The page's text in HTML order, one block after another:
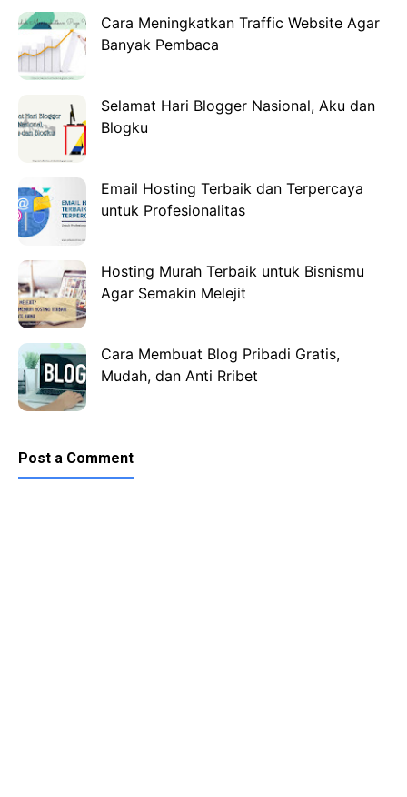
Cara Meningkatkan Traffic Website Agar
Banyak Pembaca
Selamat Hari Blogger Nasional, Aku dan
Blogku
Email Hosting Terbaik dan Terpercaya
untuk Profesionalitas
Hosting Murah Terbaik untuk Bisnismu
Agar Semakin Melejit
Cara Membuat Blog Pribadi Gratis,
Mudah, dan Anti Rribet
Post a Comment